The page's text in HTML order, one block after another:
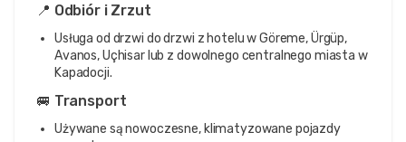
📍 Odbiór i Zrzut
Usługa od drzwi do drzwi z hotelu w Göreme, Ürgüp,
Avanos, Uçhisar lub z dowolnego centralnego miasta w
Kapadocji.
🚐 Transport
Używane są nowoczesne, klimatyzowane pojazdy